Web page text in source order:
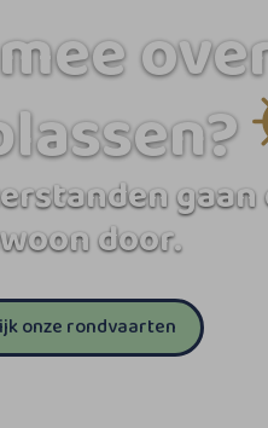
door.
onze rondvaarten